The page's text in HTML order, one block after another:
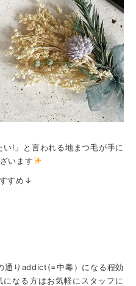
い!」と言われる地まつ毛が手に
います
すめ↓
通りaddict(=中毒）になる程効
なる方はお気軽にスタッフに